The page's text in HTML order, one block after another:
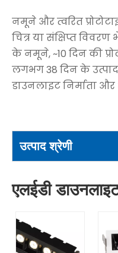
नमूने और त्वरित
चित्र या संक्षिप्त विवरण
के नमूने, ~10 दिन की
लगभग 38 दिन के
डाउनलाइट निर्माता
में, हम प्रोग्राम की
मॉडलों पर सीई,
दस्तावेज़ीकरण समर्थन
उत्पाद श्रेणी
एलईडी